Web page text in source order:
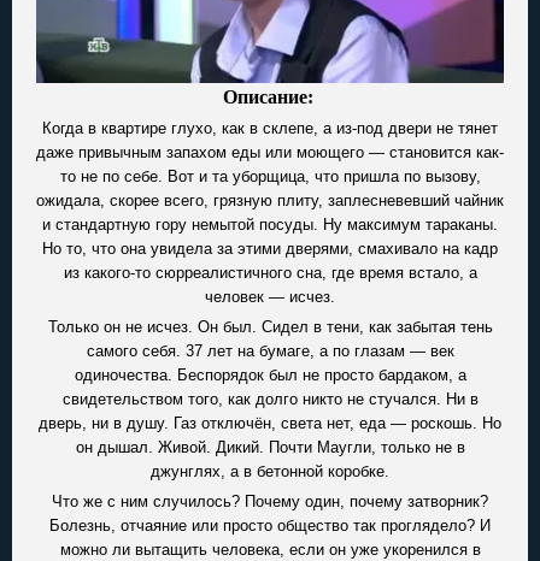
Описание:
Когда в квартире глухо, как в склепе, а из-под двери не тянет
даже привычным запахом еды или моющего — становится как-
то не по себе. Вот и та уборщица, что пришла по вызову,
ожидала, скорее всего, грязную плиту, заплесневевший чайник
и стандартную гору немытой посуды. Ну максимум тараканы.
Но то, что она увидела за этими дверями, смахивало на кадр
из какого-то сюрреалистичного сна, где время встало, а
человек — исчез.
Только он не исчез. Он был. Сидел в тени, как забытая тень
самого себя. 37 лет на бумаге, а по глазам — век
одиночества. Беспорядок был не просто бардаком, а
свидетельством того, как долго никто не стучался. Ни в
дверь, ни в душу. Газ отключён, света нет, еда — роскошь. Но
он дышал. Живой. Дикий. Почти Маугли, только не в
джунглях, а в бетонной коробке.
Что же с ним случилось? Почему один, почему затворник?
Болезнь, отчаяние или просто общество так проглядело? И
можно ли вытащить человека, если он уже укоренился в